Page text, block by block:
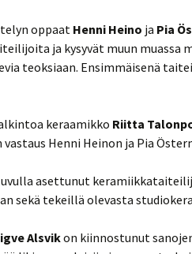
oppaat Henni Heino ja Pia
ja kysyvät muun muassa
teoksiaan. Ensimmäisenä
keraamikko Riitta
vastaus Henni Heinon ja Pia
asettunut
sekä tekeillä olevasta
Alsvikon kiinnostunut